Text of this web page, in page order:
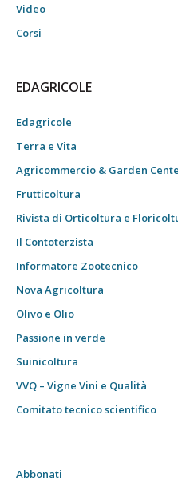
Video
Corsi
EDAGRICOLE
Edagricole
Terra e Vita
Agricommercio & Garden
Frutticoltura
Rivista di Orticoltura e
Il Contoterzista
Informatore Zootecnico
Nova Agricoltura
Olivo e Olio
Passione in verde
Suinicoltura
VVQ – Vigne Vini e Qualità
Comitato tecnico scientifico
Abbonati